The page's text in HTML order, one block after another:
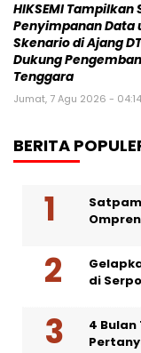
HIKSEMI Tampilkan
Penyimpanan Data
Skenario di Ajang
Dukung
Tenggara
Jumat, 7 Agu 2026 -
BERITA
di
4 Bulan